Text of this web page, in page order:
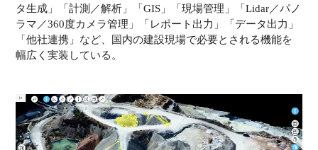
タ生成」「計測／解析」「GIS」「現場管理」「Lidar／パノ
ラマ／360度カメラ管理」「レポート出力」「データ出力」
「他社連携」など、国内の建設現場で必要とされる機能を
幅広く実装している。